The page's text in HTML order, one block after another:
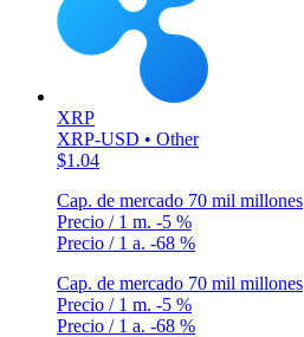
XRP
XRP-USD • Other
$1.04
Cap. de mercado 70 mil millones
Precio / 1 m. -5 %
Precio / 1 a. -68 %
Cap. de mercado 70 mil millones
Precio / 1 m. -5 %
Precio / 1 a. -68 %